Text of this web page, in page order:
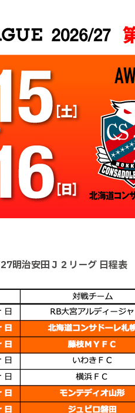
明治安田Ｊ２リーグ 日程表